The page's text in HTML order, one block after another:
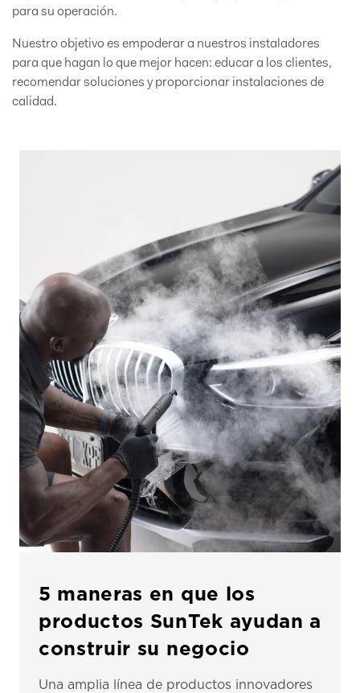
para su operación.
Nuestro objetivo es empoderar a nuestros instaladores
para que hagan lo que mejor hacen: educar a los clientes,
recomendar soluciones y proporcionar instalaciones de
calidad.
5 maneras en que los
productos SunTek ayudan a
construir su negocio
Una amplia línea de productos innovadores